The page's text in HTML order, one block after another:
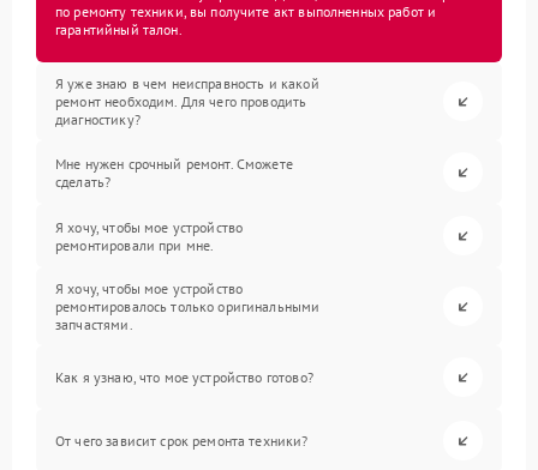
по ремонту техники, вы получите акт выполненных работ и
гарантийный талон.
Я уже знаю в чем неисправность и какой
ремонт необходим. Для чего проводить
диагностику?
Мне нужен срочный ремонт. Сможете
сделать?
Я хочу, чтобы мое устройство
ремонтировали при мне.
Я хочу, чтобы мое устройство
ремонтировалось только оригинальными
запчастями.
Как я узнаю, что мое устройство готово?
От чего зависит срок ремонта техники?